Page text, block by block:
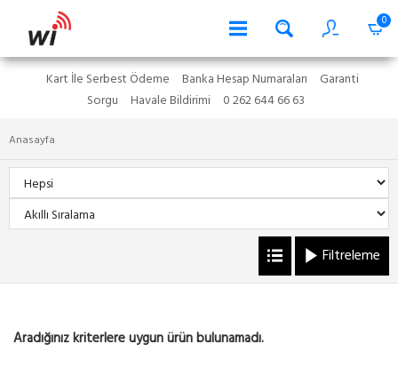
0
Kart İle Serbest Ödeme Banka Hesap Numaraları
Garanti
Sorgu
Havale Bildirimi 0 262 644 66 63
Anasayfa
Filtreleme
Aradığınız kriterlere uygun ürün bulunamadı.